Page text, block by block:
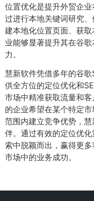
位置优化是提升外贸企
过进行本地关键词研究
建本地化位置页面、获
业能够显著提升其在谷
力。
慧新软件凭借多年的谷
供全方位的定位优化和
市场中精准获取流量和
的企业希望在某个特定
范围内建立竞争优势，
伴。通过有效的定位优
索中脱颖而出，赢得更
市场中的业务成功。